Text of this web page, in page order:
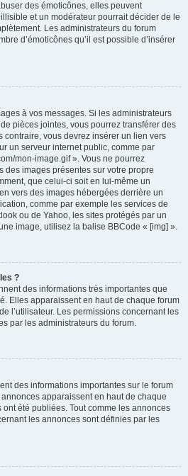
des émoticônes, elles peuvent
et un modérateur pourrait décider de le
Les administrateurs du forum
d’émoticônes qu’il est possible d’insérer
à vos messages. Si les administrateurs
pièces jointes, vous pourrez transférer des
contraire, vous devrez insérer un lien vers
un serveur internet public, comme par
mon-image.gif ». Vous ne pourrez
des images présentes sur votre propre
que celui-ci soit en lui-même un
vers des images hébergées derrière un
comme par exemple les services de
ou de Yahoo, les sites protégés par un
image, utilisez la balise BBCode « [img] ».
?
des informations très importantes que
Elles apparaissent en haut de chaque forum
l’utilisateur. Les permissions concernant les
par les administrateurs du forum.
des informations importantes sur le forum
apparaissent en haut de chaque
été publiées. Tout comme les annonces
les annonces sont définies par les